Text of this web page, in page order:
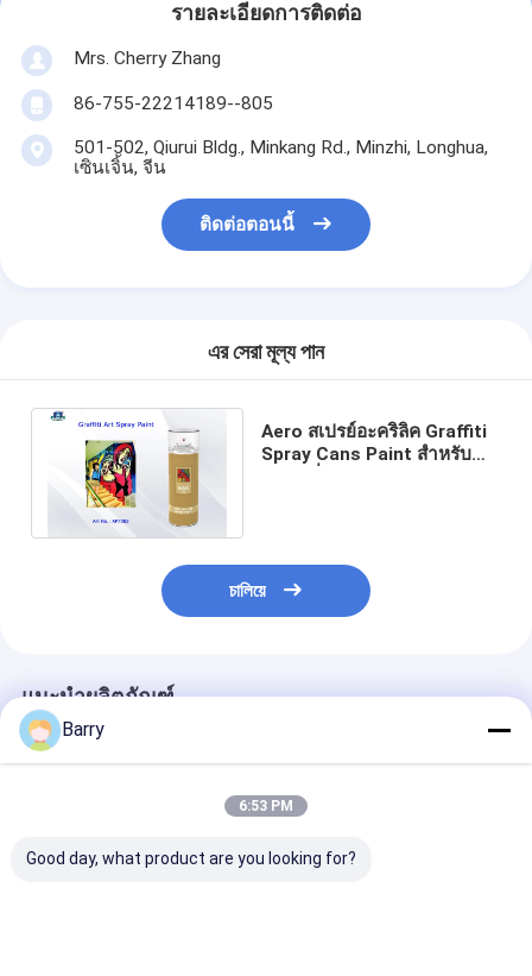
รายละเอียดการติดต่อ
Mrs. Cherry Zhang
86-755-22214189--805
501-502, Qiurui Bldg., Minkang Rd., Minzhi, Longhua,
เซินเจิ้น, จีน
ติดต่อตอนนี้
এর সেরা মূল্য পান
Aero สเปรย์อะคริลิค Graffiti
Spray Cans Paint สำหรับ
চালিয়ে
แนะนำผลิตภัณฑ์
Barry
6:53 PM
Good day, what product are you looking for?